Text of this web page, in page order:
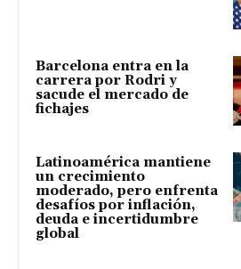
Barcelona entra en la
carrera por Rodri y
sacude el mercado de
fichajes
Latinoamérica mantiene
un crecimiento
moderado, pero enfrenta
desafíos por inflación,
deuda e incertidumbre
global